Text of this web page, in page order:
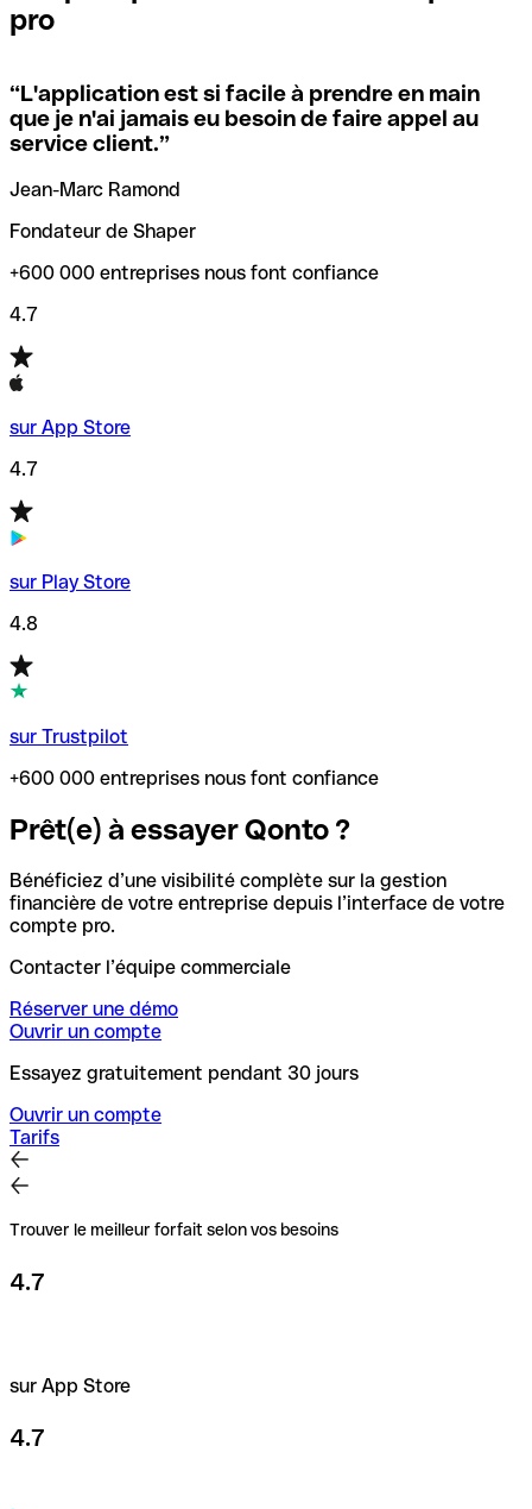
locales.
Si vous n'êtes pas sûr du code SWIFT que vous devriez
utiliser, nous avons développé un outil de recherche de
codes SWIFT par nom de banque.
vérification/recherche de codes SWIFT. Ainsi, vous pouvez
trouver et vérifier vos codes SWIFT avant de réaliser vos
transferts d’argent.
pro
“L'application est si facile à prendre en main
que je n'ai jamais eu besoin de faire appel au
service client.”
Jean-Marc Ramond
Fondateur de Shaper
+600 000 entreprises nous font confiance
4.7
sur App Store
4.7
sur Play Store
4.8
sur Trustpilot
+600 000 entreprises nous font confiance
Prêt(e) à essayer Qonto ?
Bénéficiez d’une visibilité complète sur la gestion
financière de votre entreprise depuis l’interface de votre
compte pro.
Contacter l’équipe commerciale
Réserver une démo
Ouvrir un compte
Essayez gratuitement pendant 30 jours
Ouvrir un compte
Tarifs
Trouver le meilleur forfait selon vos besoins
4.7
sur App Store
4.7